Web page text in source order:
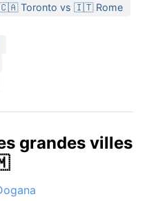
Toronto vs 🇮🇹 Rome
grandes villes